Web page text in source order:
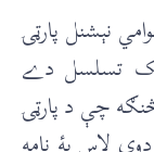
نېشنل پارټۍ
تسلسل دے
چې د پارټۍ